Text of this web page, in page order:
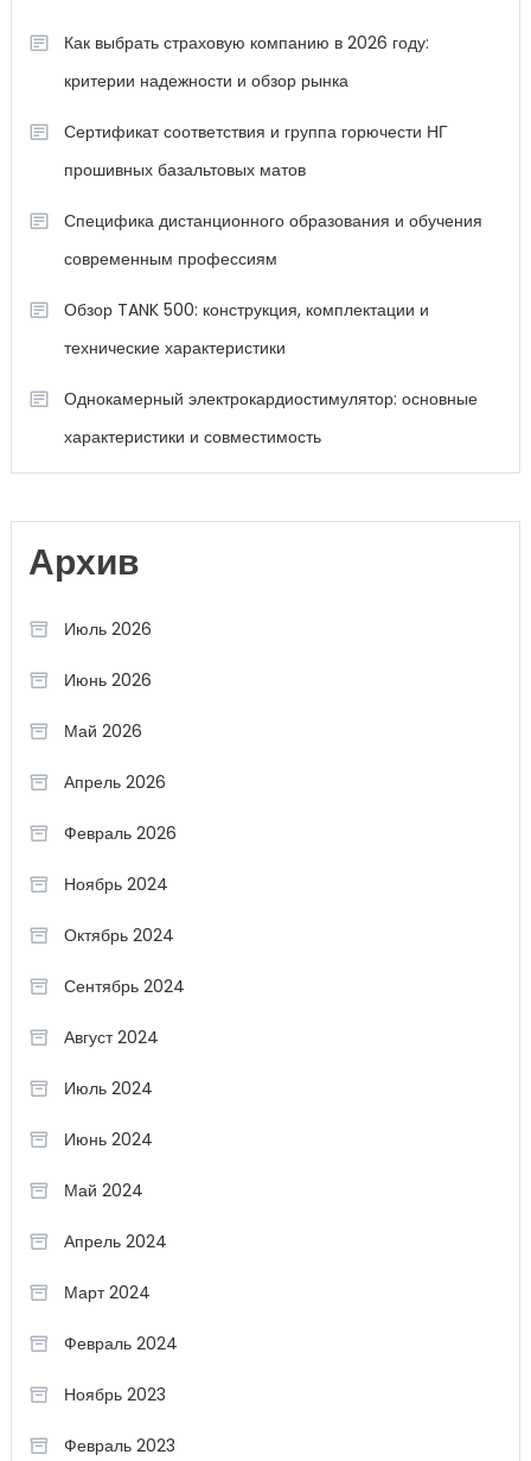
Как выбрать страховую компанию в 2026 году:
критерии надежности и обзор рынка
Сертификат соответствия и группа горючести НГ
прошивных базальтовых матов
Специфика дистанционного образования и обучения
современным профессиям
Обзор TANK 500: конструкция, комплектации и
технические характеристики
Однокамерный электрокардиостимулятор: основные
характеристики и совместимость
Архив
Июль 2026
Июнь 2026
Май 2026
Апрель 2026
Февраль 2026
Ноябрь 2024
Октябрь 2024
Сентябрь 2024
Август 2024
Июль 2024
Июнь 2024
Май 2024
Апрель 2024
Март 2024
Февраль 2024
Ноябрь 2023
Февраль 2023